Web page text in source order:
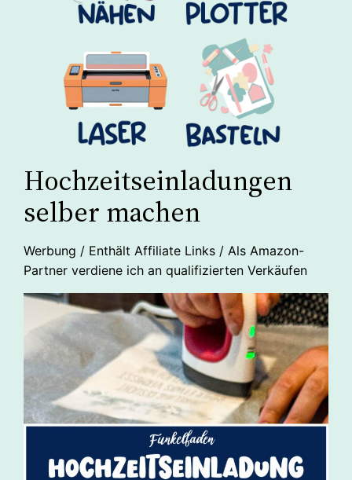
Hochzeitseinladungen
selber machen
Werbung / Enthält Affiliate Links / Als Amazon-
Partner verdiene ich an qualifizierten Verkäufen